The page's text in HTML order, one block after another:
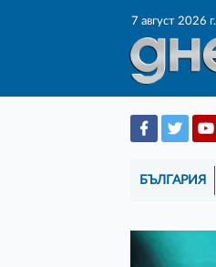
7 август 2026 г.
БЪЛГАРИЯ